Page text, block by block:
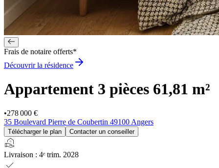
Frais de notaire offerts*
Découvrir la résidence
Appartement 3 pièces 61,81 m²
•278 000 €
35 Boulevard Pierre de Coubertin 49100 Angers
Télécharger le plan Contacter un conseiller
real_estate_agent
Livraison : 4ᵉ trim. 2028
check